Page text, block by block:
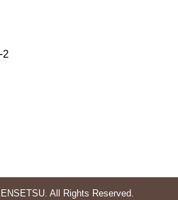
2
All Rights Reserved.